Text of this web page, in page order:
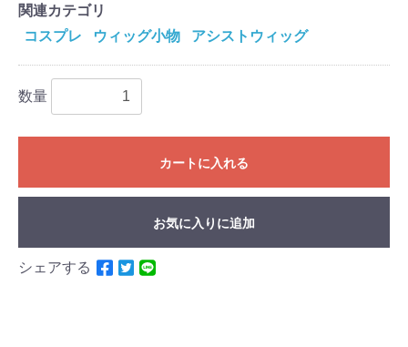
関連カテゴリ
コスプレ
ウィッグ小物 アシストウィッグ
数量
カートに入れる
お気に入りに追加
シェアする